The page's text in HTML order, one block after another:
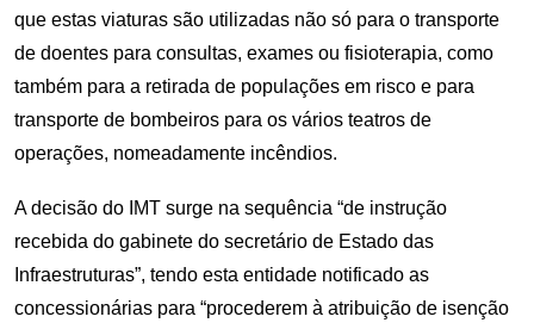
que estas viaturas são utilizadas não só para o transporte
de doentes para consultas, exames ou fisioterapia, como
também para a retirada de populações em risco e para
transporte de bombeiros para os vários teatros de
operações, nomeadamente incêndios.
A decisão do IMT surge na sequência “de instrução
recebida do gabinete do secretário de Estado das
Infraestruturas”, tendo esta entidade notificado as
concessionárias para “procederem à atribuição de isenção